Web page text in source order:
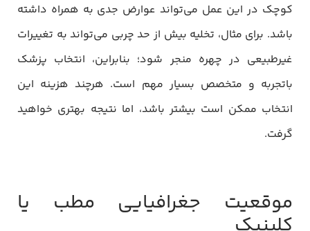
کوچک در این عمل می‌تواند عوارض جدی به همراه داشته
باشد. برای مثال، تخلیه بیش از حد چربی می‌تواند به تغییرات
غیرطبیعی در چهره منجر شود؛ بنابراین، انتخاب پزشک
باتجربه و متخصص بسیار مهم است. هرچند هزینه این
انتخاب ممکن است بیشتر باشد، اما نتیجه بهتری خواهید
گرفت.
موقعیت جغرافیایی مطب یا